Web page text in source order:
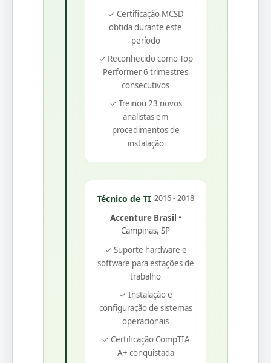
✓ Certificação MCSD
obtida durante este
período
✓ Reconhecido como Top
Performer 6 trimestres
consecutivos
✓ Treinou 23 novos
analistas em
procedimentos de
instalação
Técnico de TI 2016 - 2018
Accenture Brasil •
Campinas, SP
✓ Suporte hardware e
software para estações de
trabalho
✓ Instalação e
configuração de sistemas
operacionais
✓ Certificação CompTIA
A+ conquistada